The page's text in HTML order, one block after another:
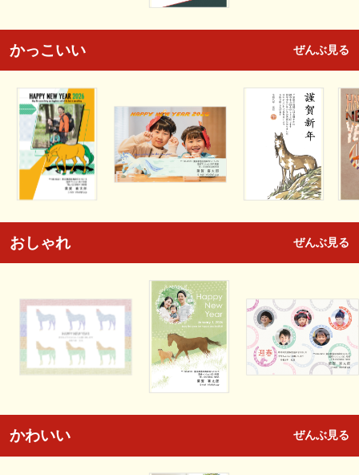
かっこいい ぜんぶ見る
おしゃれ ぜんぶ見る
かわいい ぜんぶ見る